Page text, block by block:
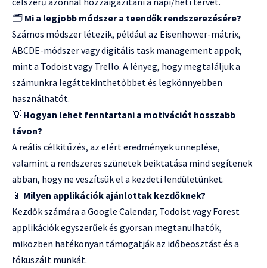
🗂️ Mi a legjobb módszer a teendők rendszerezésére?
Számos módszer létezik, például az Eisenhower-mátrix,
ABCDE-módszer vagy digitális task management appok,
mint a Todoist vagy Trello. A lényeg, hogy megtaláljuk a
számunkra legáttekinthetőbbet és legkönnyebben
használhatót.
💡 Hogyan lehet fenntartani a motivációt hosszabb
távon?
A reális célkitűzés, az elért eredmények ünneplése,
valamint a rendszeres szünetek beiktatása mind segítenek
abban, hogy ne veszítsük el a kezdeti lendületünket.
📱 Milyen applikációk ajánlottak kezdőknek?
Kezdők számára a Google Calendar, Todoist vagy Forest
applikációk egyszerűek és gyorsan megtanulhatók,
miközben hatékonyan támogatják az időbeosztást és a
fókuszált munkát.